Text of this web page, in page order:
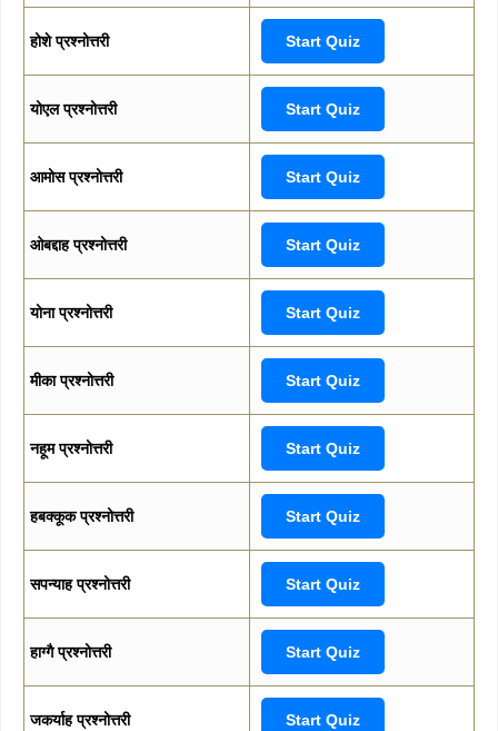
होशे प्रश्नोत्तरी Start Quiz
योएल प्रश्नोत्तरी Start Quiz
आमोस प्रश्नोत्तरी Start Quiz
ओबद्दाह प्रश्नोत्तरी Start Quiz
योना प्रश्नोत्तरी Start Quiz
मीका प्रश्नोत्तरी Start Quiz
नहूम प्रश्नोत्तरी Start Quiz
हबक्कूक प्रश्नोत्तरी Start Quiz
सपन्याह प्रश्नोत्तरी Start Quiz
हाग्गै प्रश्नोत्तरी Start Quiz
जकर्याह प्रश्नोत्तरी Start Quiz